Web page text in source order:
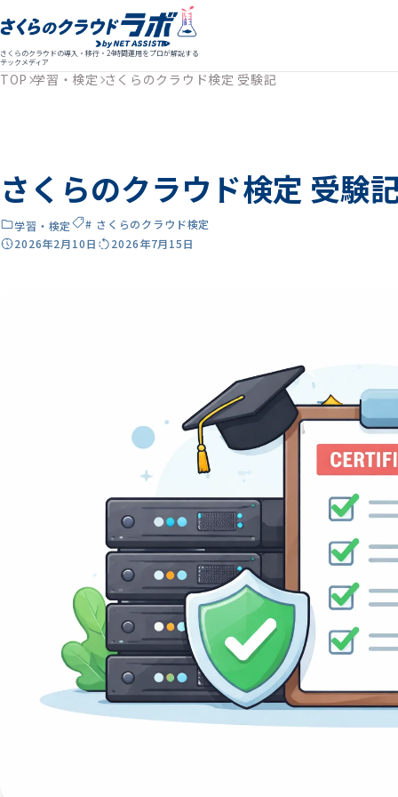
さくらのクラウドの導入・移行・24時間運用をプロが解説する
テックメディア
TOP 学習・検定 さくらのクラウド検定 受験記
さくらのクラウド検定 受験
学習・検定
# さくらのクラウド検定
2026年2月10日
2026年7月15日